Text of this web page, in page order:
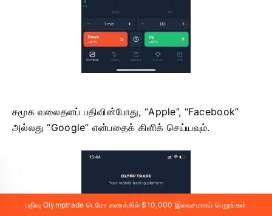
சமூக வலைதளப் பதிவின்போது, ​​“Apple”, “Facebook”
அல்லது “Google” என்பதைக் கிளிக் செய்யவும்.
பதிவு Olymptrade டெமோ கணக்கில் $10,000 இலவசமாகப் பெறுங்கள்